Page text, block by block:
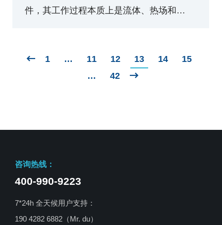
件，其工作过程本质上是流体、热场和…
1 … 11 12 13 14
15
…
42
咨询热线：
400-990-9223
7*24h 全天候用户支持：
190 4282 6882（Mr. du）